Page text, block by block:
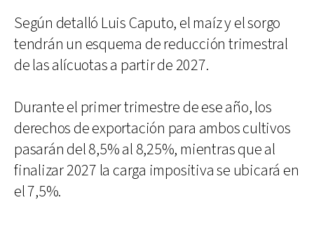
Según detalló Luis Caputo, el maíz y el sorgo
tendrán un esquema de reducción trimestral
de las alícuotas a partir de 2027.
Durante el primer trimestre de ese año, los
derechos de exportación para ambos cultivos
pasarán del 8,5% al 8,25%, mientras que al
finalizar 2027 la carga impositiva se ubicará en
el 7,5%.